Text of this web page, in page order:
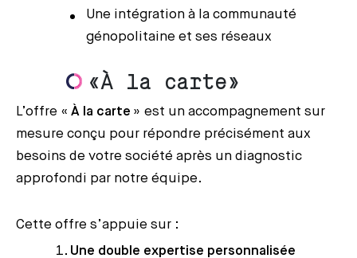
Une intégration à la communauté
génopolitaine et ses réseaux
«À la carte»
L’offre « À la carte » est un accompagnement sur
mesure conçu pour répondre précisément aux
besoins de votre société après un diagnostic
approfondi par notre équipe.
Cette offre s’appuie sur :
Une double expertise personnalisée